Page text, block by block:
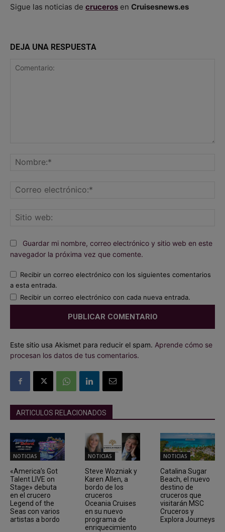
Sigue las noticias de cruceros en Cruisesnews.es
DEJA UNA RESPUESTA
Guardar mi nombre, correo electrónico y sitio web en este
navegador la próxima vez que comente.
Recibir un correo electrónico con los siguientes comentarios
a esta entrada.
Recibir un correo electrónico con cada nueva entrada.
Este sitio usa Akismet para reducir el spam. Aprende cómo se
procesan los datos de tus comentarios.
ARTICULOS RELACIONADOS
NOTICIAS
«America’s Got
Talent LIVE on
Stage» debuta
en el crucero
Legend of the
Seas con varios
artistas a bordo
NOTICIAS
Steve Wozniak y
Karen Allen, a
bordo de los
cruceros
Oceania Cruises
en su nuevo
programa de
enriquecimiento
NOTICIAS
Catalina Sugar
Beach, el nuevo
destino de
cruceros que
visitarán MSC
Cruceros y
Explora Journeys